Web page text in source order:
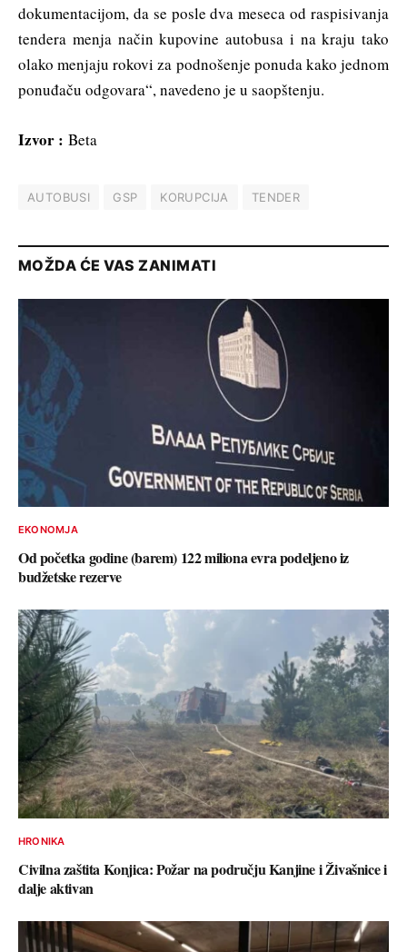
dokumentacijom, da se posle dva meseca od raspisivanja
tendera menja način kupovine autobusa i na kraju tako
olako menjaju rokovi za podnošenje ponuda kako jednom
ponuđaču odgovara“, navedeno je u saopštenju.
Izvor : Beta
AUTOBUSI GSP KORUPCIJA TENDER
MOŽDA ĆE VAS ZANIMATI
EKONOMJA
Od početka godine (barem) 122 miliona evra podeljeno iz
budžetske rezerve
HRONIKA
Civilna zaštita Konjica: Požar na području Kanjine i Živašnice i
dalje aktivan